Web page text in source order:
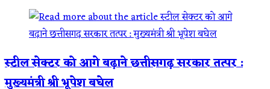
स्टील सेक्टर को आगे बढ़ाने छत्तीसगढ़ सरकार तत्पर :
मुख्यमंत्री श्री भूपेश बघेल